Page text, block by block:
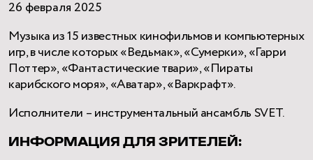
26 февраля 2025
Музыка из 15 известных кинофильмов и компьютерных
игр, в числе которых «Ведьмак», «Сумерки», «Гарри
Поттер», «Фантастические твари», «Пираты
карибского моря», «Аватар», «Варкрафт».
Исполнители – инструментальный ансамбль SVET.
ИНФОРМАЦИЯ ДЛЯ ЗРИТЕЛЕЙ: